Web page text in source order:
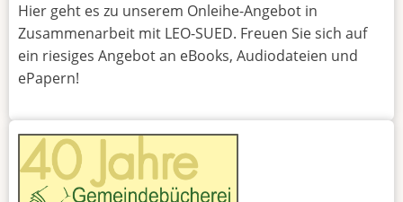
Hier geht es zu unserem Onleihe-Angebot in
Zusammenarbeit mit LEO-SUED. Freuen Sie sich auf
ein riesiges Angebot an eBooks, Audiodateien und
ePapern!